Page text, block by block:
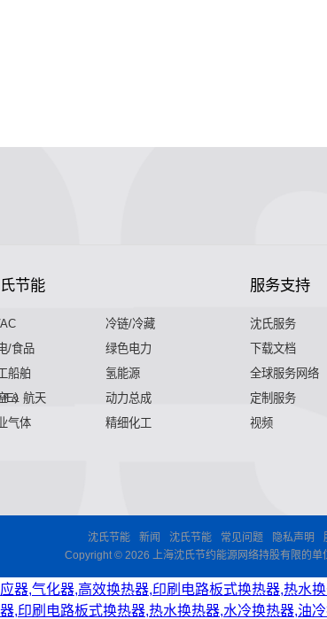
）
节能
冷链/冷藏
/食品
绿色电力
船舶
氢能源
& 航天
动力总成
气体
精细化工
服务支持
沈氏服务
下载文档
全球服务网络
定制服务
视频
沈氏节能 新闻 沈氏节能 常见问题 隐私声明
Copyright © 2026 上海沈氏节约能源网络持股有限的单
器,气化器,高效换热器,印刷电路板式换热器,热水
,印刷电路板式换热器,热水换热器,水冷换热器,油